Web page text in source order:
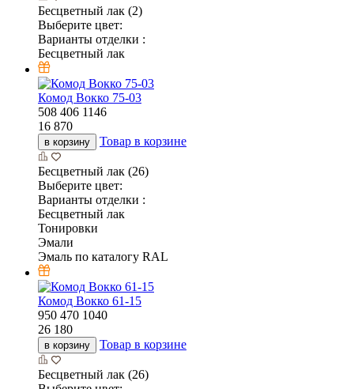
Бесцветный лак (2)
Выберите цвет:
Варианты отделки :
Бесцветный лак
Комод Вокко 75-03
508 406 1146
16 870
в корзину Товар в корзине
Бесцветный лак (26)
Выберите цвет:
Варианты отделки :
Бесцветный лак
Тонировки
Эмали
Эмаль по каталогу RAL
Комод Вокко 61-15
950 470 1040
26 180
в корзину Товар в корзине
Бесцветный лак (26)